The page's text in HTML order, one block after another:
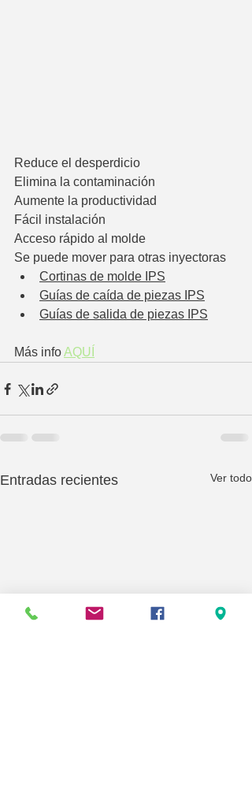
Reduce el desperdicio
Elimina la contaminación
Aumente la productividad
Fácil instalación
Acceso rápido al molde
Se puede mover para otras inyectoras
Cortinas de molde IPS
Guías de caída de piezas IPS
Guías de salida de piezas IPS
Más info AQUÍ
Entradas recientes Ver todo